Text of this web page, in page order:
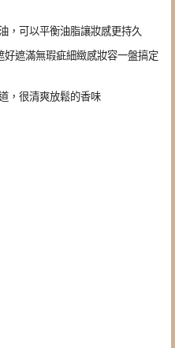
，可以平衡油脂讓妝感更持久
，很清爽放鬆的香味